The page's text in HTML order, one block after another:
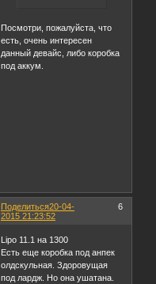
Посмотри, пожалуйста, что
есть, очень интересен
данный девайс, либо коробка
под аккум.
Поделиться 6
20-04-
2015 21:23:52
Lipo 11.1 на 1300
Есть еще коробка под анпек
олдскульная. Здоровущая
под лардж. Но она ушатана.